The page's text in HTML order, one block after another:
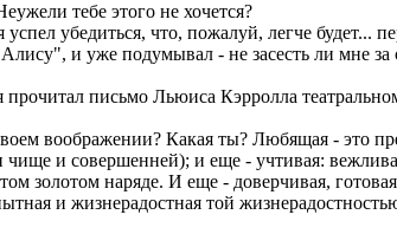
тебе этого не хочется?
убедиться, что, пожалуй, легче будет...
и уже подумывал - не засесть ли мне
письмо Льюиса Кэрролла
воображении? Какая ты? Любящая - это
чище и совершенней); и еще - учтивая:
золотом наряде. И еще - доверчивая,
и жизнерадостная той